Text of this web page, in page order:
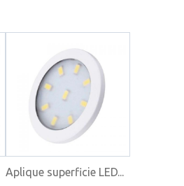
Aplique superficie LED...